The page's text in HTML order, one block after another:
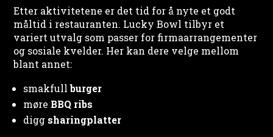
Etter aktivitetene er det tid for å nyte et godt
måltid i restauranten. Lucky Bowl tilbyr et
variert utvalg som passer for firmaarrangementer
og sosiale kvelder. Her kan dere velge mellom
blant annet:
smakfullburger
møre BBQ ribs
diggsharingplatter